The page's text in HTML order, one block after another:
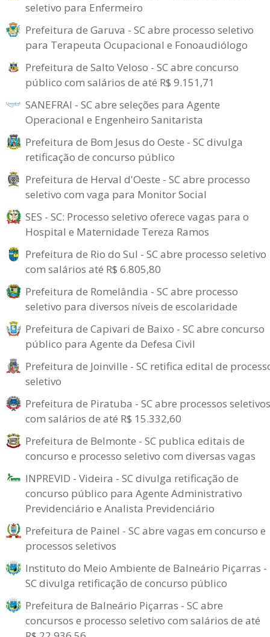
seletivo para Enfermeiro
Prefeitura de Garuva - SC abre processo seletivo
para Terapeuta Ocupacional e Fonoaudiólogo
Prefeitura de Salto Veloso - SC abre concurso
público com salários de até R$ 9.151,71
SANEFRAI - SC abre seleções para Agente
Operacional e Engenheiro Sanitarista
Prefeitura de Bom Jesus do Oeste - SC divulga
retificação de concurso público
Prefeitura de Herval d'Oeste - SC abre processo
seletivo com vaga para Monitor Social
SES - SC: Processo seletivo oferece vagas para o
Hospital e Maternidade Tereza Ramos
Prefeitura de Rio do Sul - SC abre processo seletivo
com salários até R$ 6.805,80
Prefeitura de Romelândia - SC abre processo
seletivo para diversos níveis de escolaridade
Prefeitura de Capivari de Baixo - SC abre concurso
público para Agente da Defesa Civil
Prefeitura de Joinville - SC retifica edital de
seletivo
Prefeitura de Piratuba - SC abre processos seletivos
com salários de até R$ 15.332,60
Prefeitura de Belmonte - SC publica editais de
concurso e processo seletivo com diversas vagas
INPREVID - Videira - SC divulga retificação de
concurso público para Agente Administrativo
Previdenciário e Analista Previdenciário
Prefeitura de Painel - SC abre vagas em concurso e
processos seletivos
Instituto do Meio Ambiente de Balneário Piçarras -
SC divulga retificação de concurso público
Prefeitura de Balneário Piçarras - SC abre
concursos e processo seletivo com salários de até